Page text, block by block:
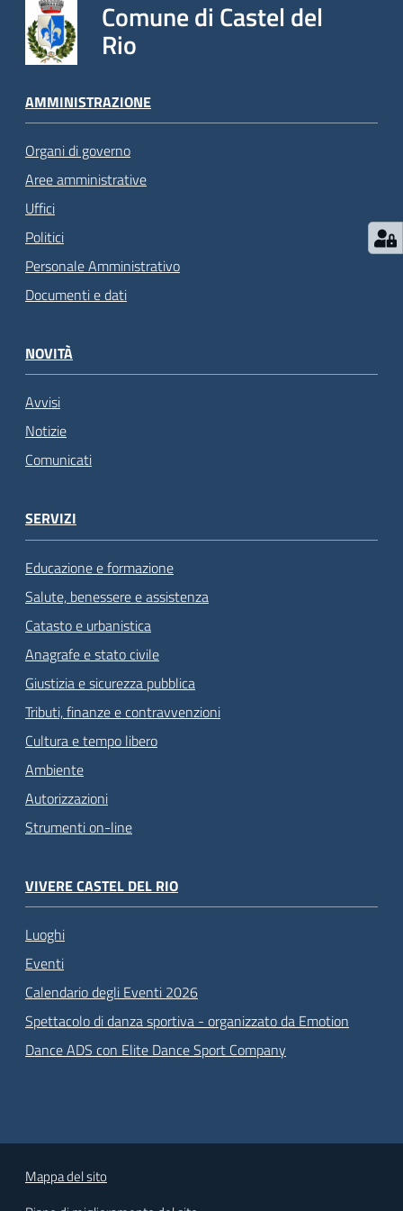
Comune di Castel del
Rio
AMMINISTRAZIONE
Organi di governo
Aree amministrative
Uffici
Politici
Personale Amministrativo
Documenti e dati
NOVITÀ
Avvisi
Notizie
Comunicati
SERVIZI
Educazione e formazione
Salute, benessere e assistenza
Catasto e urbanistica
Anagrafe e stato civile
Giustizia e sicurezza pubblica
Tributi, finanze e contravvenzioni
Cultura e tempo libero
Ambiente
Autorizzazioni
Strumenti on-line
VIVERE CASTEL DEL RIO
Luoghi
Eventi
Calendario degli Eventi 2026
Spettacolo di danza sportiva - organizzato da Emotion
Dance ADS con Elite Dance Sport Company
Mappa del sito